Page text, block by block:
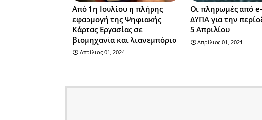
Από 1η Ιουλίου η πλήρης
εφαρμογή της Ψηφιακής
Κάρτας Εργασίας σε
βιομηχανία και λιανεμπόριο
Απρίλιος 01, 2024
Οι πληρωμές από
ΔΥΠΑ για την
5 Απριλίου
Απρίλιος 01, 2024